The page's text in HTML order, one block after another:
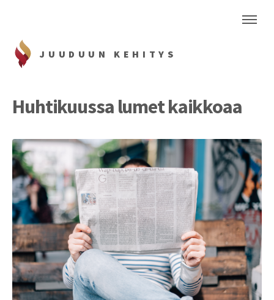
JUUDUUN KEHITYS
Huhtikuussa lumet kaikkoaa